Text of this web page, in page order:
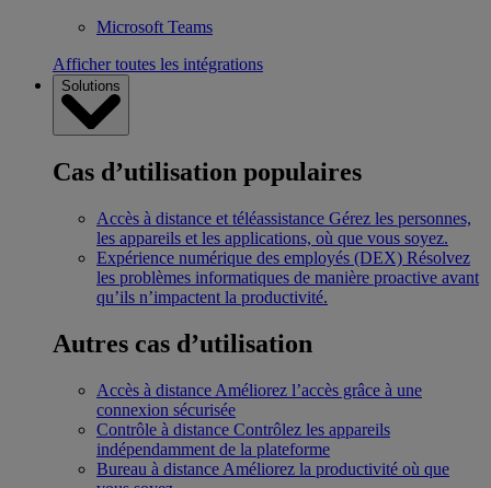
Microsoft Teams
Afficher toutes les intégrations
Solutions
Cas d’utilisation populaires
Accès à distance et téléassistance Gérez les personnes,
les appareils et les applications, où que vous soyez.
Expérience numérique des employés (DEX) Résolvez
les problèmes informatiques de manière proactive avant
qu’ils n’impactent la productivité.
Autres cas d’utilisation
Accès à distance Améliorez l’accès grâce à une
connexion sécurisée
Contrôle à distance Contrôlez les appareils
indépendamment de la plateforme
Bureau à distance Améliorez la productivité où que